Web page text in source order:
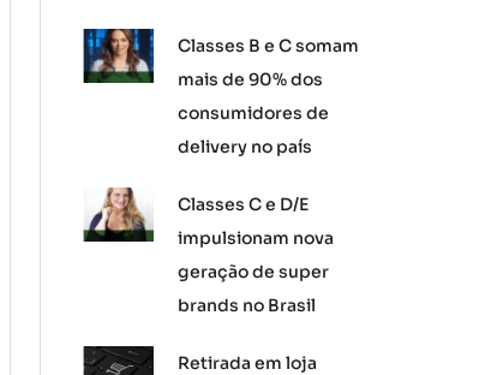
Classes B e C somam
mais de 90% dos
consumidores de
delivery no país
Classes C e D/E
impulsionam nova
geração de super
brands no Brasil
Retirada em loja